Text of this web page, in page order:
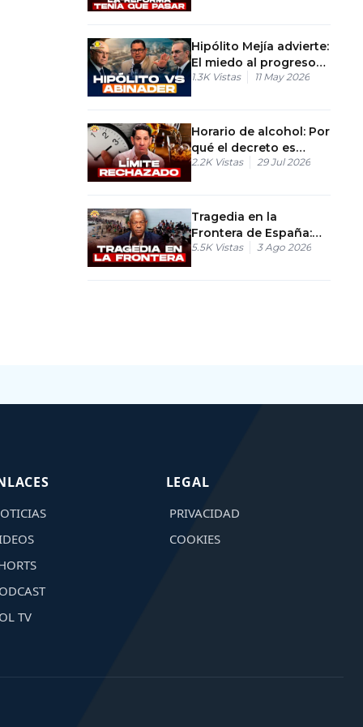
Hipólito Mejía advierte:
El miedo al progreso
está deteniendo la
1.3K Vistas 11 May 2026
Horario de alcohol: Por
qué el decreto es
inconstitucional
2.2K Vistas 29 Jul 2026
Tragedia en la
Frontera de España:
Más de 100 fallecidos
5.5K Vistas 3 Ago 2026
TV
LEGAL
PRIVACIDAD
COOKIES